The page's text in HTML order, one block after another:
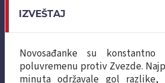
IZVEŠTAJ
Novosađanke su
poluvremenu protiv Zvezde.
minuta održavale gol